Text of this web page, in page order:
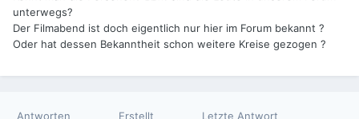
unterwegs?
Der Filmabend ist doch eigentlich nur hier im Forum bekannt ?
Oder hat dessen Bekanntheit schon weitere Kreise gezogen ?
Antworten Erstellt Letzte Antwort